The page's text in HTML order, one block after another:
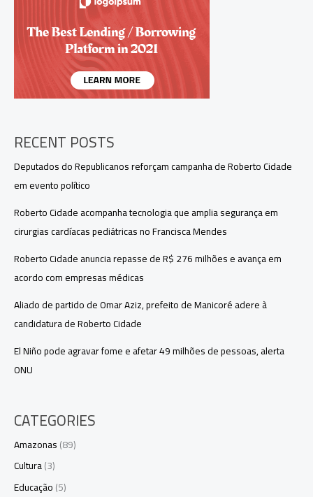
disputa
RECENT POSTS
Deputados do Republicanos reforçam campanha de Roberto Cidade
em evento político
Roberto Cidade acompanha tecnologia que amplia segurança em
cirurgias cardíacas pediátricas no Francisca Mendes
Roberto Cidade anuncia repasse de R$ 276 milhões e avança em
acordo com empresas médicas
Aliado de partido de Omar Aziz, prefeito de Manicoré adere à
candidatura de Roberto Cidade
El Niño pode agravar fome e afetar 49 milhões de pessoas, alerta
ONU
CATEGORIES
Amazonas(89)
Cultura(3)
Educação(5)